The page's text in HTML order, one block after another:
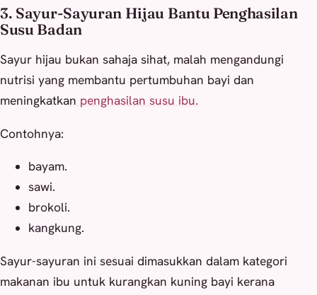
3. Sayur-Sayuran Hijau Bantu Penghasilan
Susu Badan
Sayur hijau bukan sahaja sihat, malah mengandungi
nutrisi yang membantu pertumbuhan bayi dan
meningkatkan penghasilan susu ibu.
Contohnya:
bayam.
sawi.
brokoli.
kangkung.
Sayur-sayuran ini sesuai dimasukkan dalam kategori
makanan ibu untuk kurangkan kuning bayi kerana